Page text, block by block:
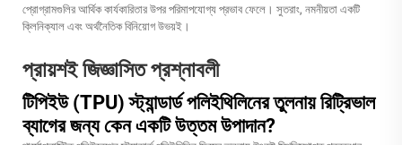
প্রোগ্রামগুলির আর্থিক কার্যকারিতার উপর পরিমাপযোগ্য প্রভাব ফেলে। সুতরাং, নমনীয়তা একটি
ক্লিনিক্যাল এবং অর্থনৈতিক বিনিয়োগ উভয়ই।
প্রায়শই জিজ্ঞাসিত প্রশ্নাবলী
টিপিইউ (TPU) স্ট্যান্ডার্ড পলিইথিলিনের তুলনায় রিট্রিভাল
ব্যাগের জন্য কেন একটি উত্তম উপাদান?